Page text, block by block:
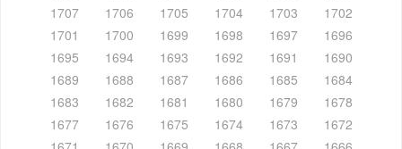
1707
1706 1705 1704 1703
1702
1701
1700 1699 1698 1697
1696
1695
1694 1693 1692 1691
1690
1689
1688 1687 1686 1685
1684
1683
1682 1681 1680 1679
1678
1677
1676 1675 1674 1673
1672